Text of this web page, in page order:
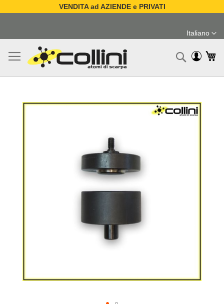
VENDITA ad AZIENDE e PRIVATI
contenuto
Lingua
Italiano